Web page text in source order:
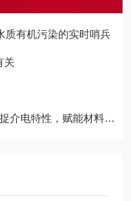
质有机污染的实时哨兵
关
，赋能材料研发与电子应用